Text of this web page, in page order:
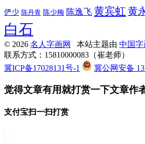
俨少 陈丹青 陈少梅 陈逸飞 黄宾虹 黄
白石
© 2026 名人字画网 本站主题由 中国字
联系方式：15810000083（崔老师）
冀ICP备17028131号-1
冀公网安备
觉得文章有用就打赏一下文章作
支付宝扫一扫打赏